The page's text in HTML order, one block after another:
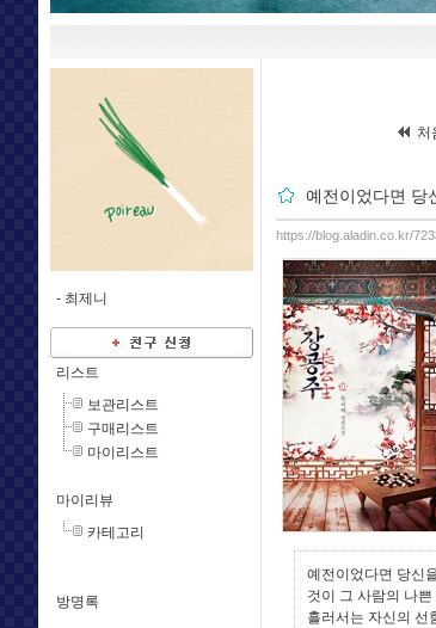
- 최제니
리스트
보관리스트
구매리스트
마이리스트
마이리뷰
카테고리
방명록
처
예전이었다면 당
https://blog.aladin.co.kr/
예전이었다면 당신
것이 그 사람의 나
흘러서는 자신의 선